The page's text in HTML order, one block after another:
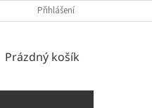
Přihlášení
NÁKUPNÍ
Prázdný košík